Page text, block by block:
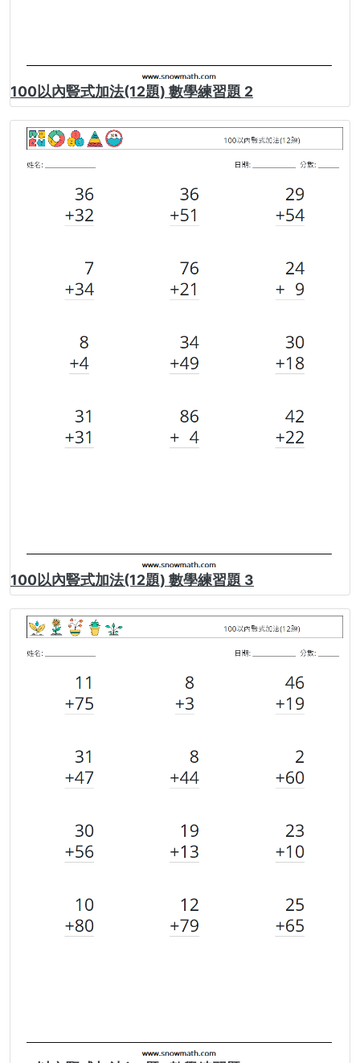
100以內豎式加法(12題) 數學練習題 2
100以內豎式加法(12題) 數學練習題 3